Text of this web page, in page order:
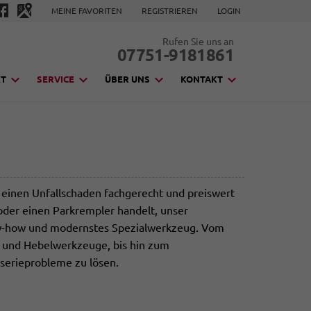
MEINE FAVORITEN REGISTRIEREN LOGIN
Rufen Sie uns an
07751-9181861
SERVICE ÜBER UNS KONTAKT
Unfallschaden fachgerecht und preiswert
einen Parkrempler handelt, unser
und modernstes Spezialwerkzeug. Vom
Hebelwerkzeuge, bis hin zum
zu lösen.